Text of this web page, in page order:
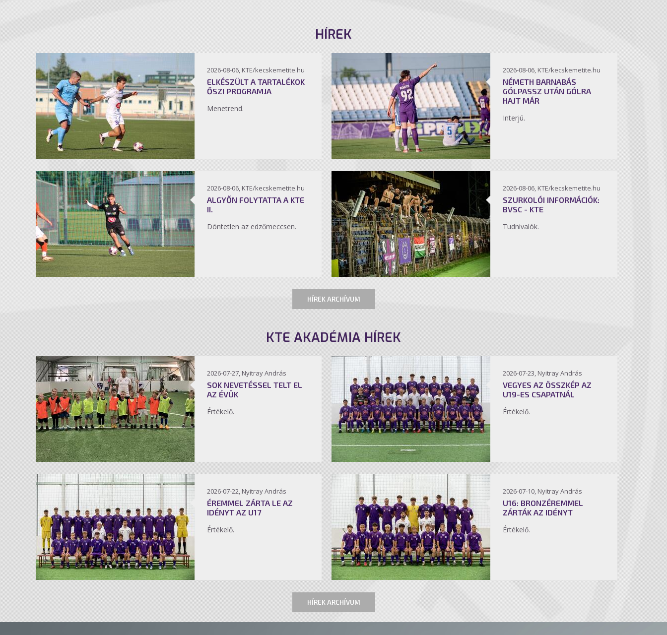
HÍREK
2026-08-06, KTE/kecskemetite.hu
ELKÉSZÜLT A TARTALÉKOK
ŐSZI PROGRAMJA
Menetrend.
2026-08-06, KTE/kecskemetite.hu
NÉMETH BARNABÁS
GÓLPASSZ UTÁN GÓLRA
HAJT MÁR
Interjú.
2026-08-06, KTE/kecskemetite.hu
ALGYŐN FOLYTATTA A KTE
II.
Döntetlen az edzőmeccsen.
2026-08-06, KTE/kecskemetite.hu
SZURKOLÓI INFORMÁCIÓK:
BVSC - KTE
Tudnivalók.
HÍREK ARCHÍVUM
KTE AKADÉMIA HÍREK
2026-07-27, Nyitray András
SOK NEVETÉSSEL TELT EL
AZ ÉVÜK
Értékelő.
2026-07-23, Nyitray András
VEGYES AZ ÖSSZKÉP AZ
U19-ES CSAPATNÁL
Értékelő.
2026-07-22, Nyitray András
ÉREMMEL ZÁRTA LE AZ
IDÉNYT AZ U17
Értékelő.
2026-07-10, Nyitray András
U16: BRONZÉREMMEL
ZÁRTÁK AZ IDÉNYT
Értékelő.
HÍREK ARCHÍVUM